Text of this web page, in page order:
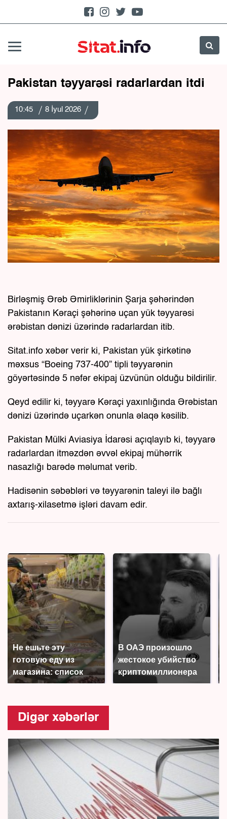
Pakistan təyyarəsi radarlardan itdi
10:45 8 İyul 2026
Birləşmiş Ərəb Əmirliklərinin Şarja şəhərindən
Pakistanın Kəraçi şəhərinə uçan yük təyyarəsi
ərəbistan dənizi üzərində radarlardan itib.
Sitat.info xəbər verir ki, Pakistan yük şirkətinə
məxsus “Boeing 737-400” tipli təyyarənin
göyərtəsində 5 nəfər ekipaj üzvünün olduğu bildirilir.
Qeyd edilir ki, təyyarə Kəraçi yaxınlığında Ərəbistan
dənizi üzərində uçarkən onunla əlaqə kəsilib.
Pakistan Mülki Aviasiya İdarəsi açıqlayıb ki, təyyarə
radarlardan itməzdən əvvəl ekipaj mühərrik
nasazlığı barədə məlumat verib.
Hadisənin səbəbləri və təyyarənin taleyi ilə bağlı
axtarış-xilasetmə işləri davam edir.
Не ешьте эту
готовую еду из
магазина: список
В ОАЭ произошло
жестокое убийство
криптомиллионера
Digər xəbərlər